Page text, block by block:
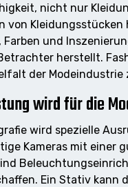
nicht nur
von
Farben und
herstellt.
der Modeindustrie
wird für die
wird spezielle
Kameras mit einer
Ein Stativ kann